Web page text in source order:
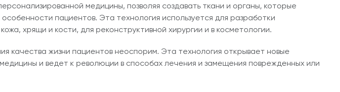
медицины, позволяя создавать ткани и органы, которые
пациентов. Эта технология используется для разработки
хрящи и кости, для реконструктивной хирургии и в косметологии.
качества жизни пациентов неоспорим. Эта технология открывает новые
и ведет к революции в способах лечения и замещения поврежденных или